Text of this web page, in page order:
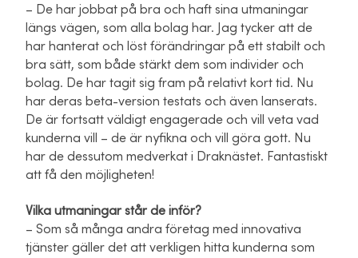
– De har jobbat på bra och haft sina utmaningar
längs vägen, som alla bolag har. Jag tycker att de
har hanterat och löst förändringar på ett stabilt och
bra sätt, som både stärkt dem som individer och
bolag. De har tagit sig fram på relativt kort tid. Nu
har deras beta-version testats och även lanserats.
De är fortsatt väldigt engagerade och vill veta vad
kunderna vill – de är nyfikna och vill göra gott. Nu
har de dessutom medverkat i Draknästet. Fantastiskt
att få den möjligheten!
Vilka utmaningar står de inför?
– Som så många andra företag med innovativa
tjänster gäller det att verkligen hitta kunderna som